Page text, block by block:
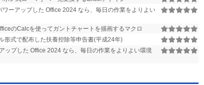
ワーアップした Office 2024 なら、毎日の作業をよりよい
のCalcを使ってガントチャートを描画するマクロ
形式で配布した扶養控除等申告書(平成24年)
ップした Office 2024 なら、毎日の作業をよりよい環境